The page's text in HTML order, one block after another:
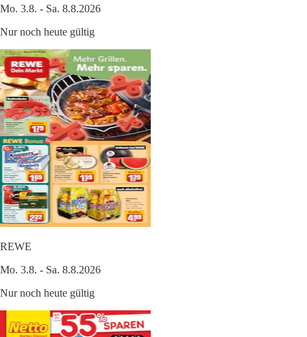
Mo. 3.8. - Sa. 8.8.2026
Nur noch heute gültig
REWE
Mo. 3.8. - Sa. 8.8.2026
Nur noch heute gültig